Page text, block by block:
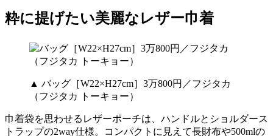
粋に提げたい美麗なレザー巾着
▲ バッグ［W22×H27cm］3万800円／フジタカ
（フジタカ トーキョー）
巾着袋を思わせるレザーポーチは、ハンドルとショルダース
トラップの2way仕様。コンパクトに見えて長財布や500mlの